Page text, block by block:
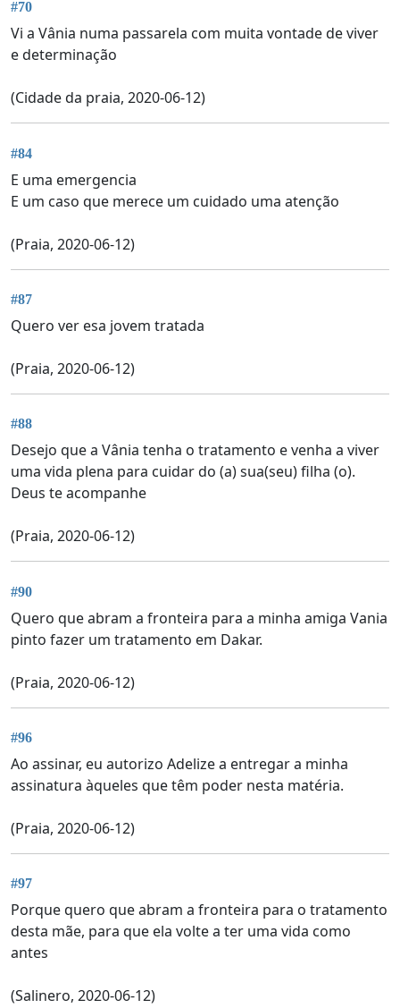
#70
Vi a Vânia numa passarela com muita vontade de viver
e determinação
(Cidade da praia, 2020-06-12)
#84
E uma emergencia
E um caso que merece um cuidado uma atenção
(Praia, 2020-06-12)
#87
Quero ver esa jovem tratada
(Praia, 2020-06-12)
#88
Desejo que a Vânia tenha o tratamento e venha a viver
uma vida plena para cuidar do (a) sua(seu) filha (o).
Deus te acompanhe
(Praia, 2020-06-12)
#90
Quero que abram a fronteira para a minha amiga Vania
pinto fazer um tratamento em Dakar.
(Praia, 2020-06-12)
#96
Ao assinar, eu autorizo Adelize a entregar a minha
assinatura àqueles que têm poder nesta matéria.
(Praia, 2020-06-12)
#97
Porque quero que abram a fronteira para o tratamento
desta mãe, para que ela volte a ter uma vida como
antes
(Salinero, 2020-06-12)